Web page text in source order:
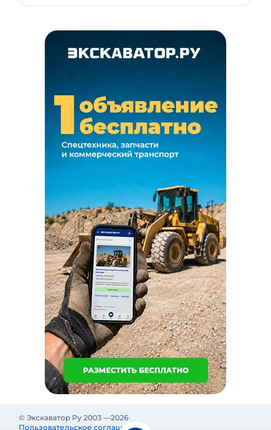
© Экскаватор Ру 2003 —2026
Пользовательское соглашение